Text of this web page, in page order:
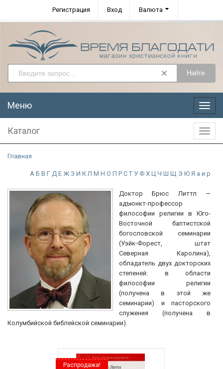
Регистрация Вход Валюта
Найти
Меню
Меню
Каталог
Главная
А Б В Г Д Е Ж З И К Л М Н О П Р С Т У Ф Х Ц Ч Ш Щ Э Ю Я а и р
Доктор Брюс Литтл —
адъюнкт-профессор
философии религии в Юго-
Восточной баптистской
богословской семинарии
(Уэйк-Форест, штат
Северная Каролина),
обладатель двух докторских
степеней: в области
философии религии
(получена в этой же
семинарии) и пасторского
служения (получена в
Колумбийской библейской семинарии).
Распродажа!